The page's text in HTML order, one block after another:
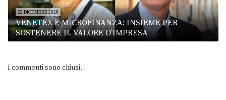
22 DICEMBRE 2020
VENETEX E MICROFINANZA: INSIEME PER
SOSTENERE IL VALORE D’IMPRESA
I commenti sono chiusi.